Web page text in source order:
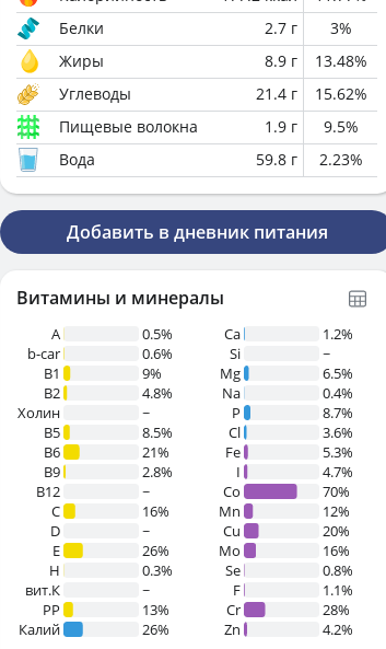
Белки
2.7 г 3%
Жиры
8.9 г 13.48%
Углеводы
21.4 г 15.62%
Пищевые волокна
1.9 г 9.5%
Вода
59.8 г 2.23%
Добавить в дневник питания
Витамины и минералы
A
0.5%
b-car
0.6%
В1
9%
B2
4.8%
Холин
~
B5
8.5%
B6
21%
B9
2.8%
B12
~
C
16%
D
~
E
26%
H
0.3%
вит.К
~
PP
13%
Калий
26%
Ca
1.2%
Si
~
Mg
6.5%
Na
0.4%
P
8.7%
Cl
3.6%
Fe
5.3%
I
4.7%
Co
70%
Mn
12%
Cu
20%
Mo
16%
Se
0.8%
F
1.1%
Cr
28%
Zn
4.2%